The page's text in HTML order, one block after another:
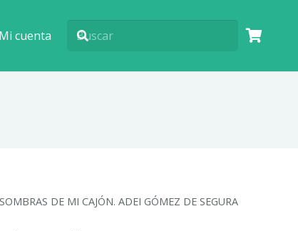
cuenta
DE MI CAJÓN. ADEI GÓMEZ DE SEGURA